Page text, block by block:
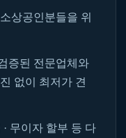
상공인분들을 위
증된 전문업체와
없이 최저가 견
무이자 할부 등 다